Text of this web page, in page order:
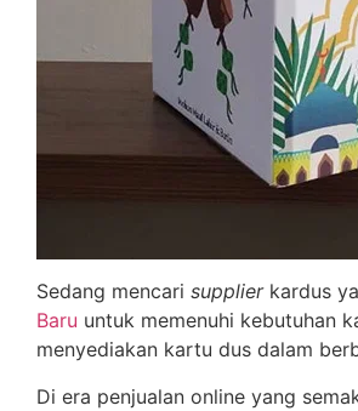
Sedang mencari supplierkardus
Baru untuk memenuhi kebutuhan
menyediakan kartu dus dalam
Di era penjualan online yang